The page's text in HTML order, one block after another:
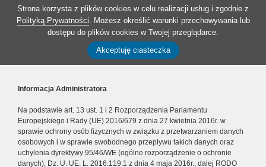
Strona korzysta z plików cookies w celu realizacji usług i zgodnie z
Polityką Prywatności. Możesz określić warunki przechowywania lub
dostępu do plików cookies w Twojej przeglądarce.
Akceptuję ciasteczka
Informacja Administratora
Na podstawie art. 13 ust. 1 i 2 Rozporządzenia Parlamentu
Europejskiego i Rady (UE) 2016/679 z dnia 27 kwietnia 2016r. w
sprawie ochrony osób fizycznych w związku z przetwarzaniem danych
osobowych i w sprawie swobodnego przepływu takich danych oraz
uchylenia dyrektywy 95/46/WE (ogólne rozporządzenie o ochronie
danych), Dz. U. UE. L. 2016.119.1 z dnia 4 maja 2016r., dalej RODO